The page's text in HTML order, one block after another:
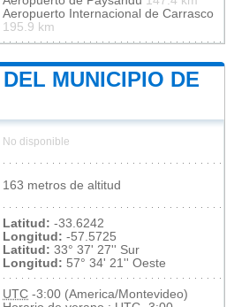
Aeropuerto Internacional de Carrasco
195.9 km
MUNICIPIO DE
No disponible
163 metros de altitud
Latitud: -33.6242
Longitud: -57.5725
Latitud: 33° 37' 27'' Sur
Longitud: 57° 34' 21'' Oeste
UTC -3:00 (America/Montevideo)